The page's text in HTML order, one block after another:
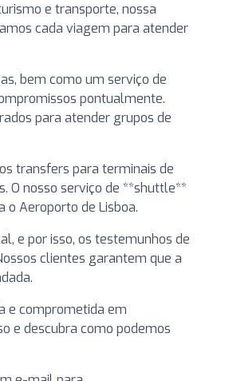
e transporte, nossa
cada viagem para atender
bem como um serviço de
pontualmente.
para atender grupos de
transfers para terminais de
O nosso serviço de **shuttle**
o Aeroporto de Lisboa.
e por isso, os testemunhos de
clientes garantem que a
e comprometida em
e descubra como podemos